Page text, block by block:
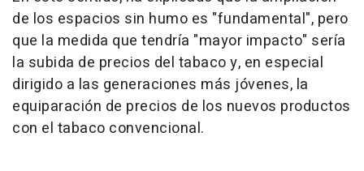
de los espacios sin humo es "fundamental", pero
que la medida que tendría "mayor impacto" sería
la subida de precios del tabaco y, en especial
dirigido a las generaciones más jóvenes, la
equiparación de precios de los nuevos productos
con el tabaco convencional.